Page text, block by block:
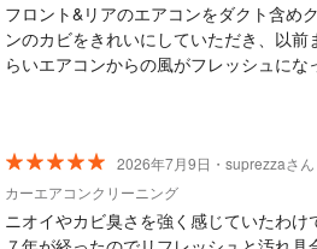
フロント&リアのエアコンをダクト含めクリ
ンのカビをきれいにしていただき、以
らいエアコンからの風がフレッシュに
2026年7月9日・suprezzaさん
カーエアコンクリーニング
ニオイやカビ臭さを強く感じていたわ